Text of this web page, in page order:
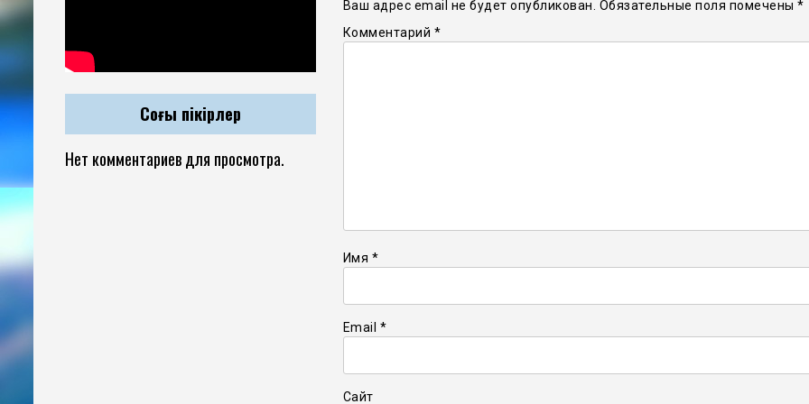
Ваш адрес email не будет опубликован. Обязательные поля помечены *
Комментарий *
Имя *
Email *
Сайт
Соңғы пікірлер
Нет комментариев для просмотра.